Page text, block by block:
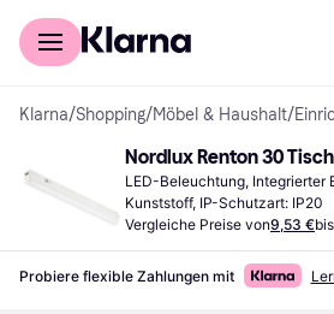
Für Shopper
Klarna/Shopping/Möbel & Haushalt/
Nordlux Renton 30
LED-Beleuchtung, Integrierter
Kunststoff, IP-Schutzart: IP20
Vergleiche Preise von9,53 €bis
Probiere flexible Zahlungen mit